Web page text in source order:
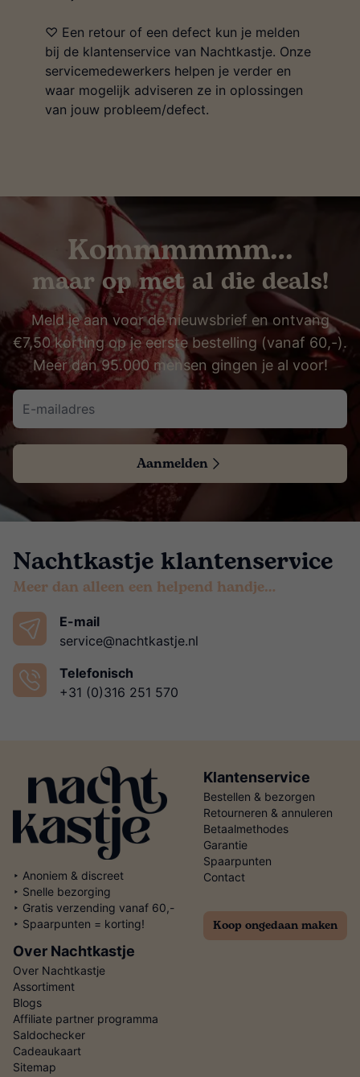
♡ Een retour of een defect kun je melden
bij de klantenservice van Nachtkastje. Onze
servicemedewerkers helpen je verder en
waar mogelijk adviseren ze in oplossingen
van jouw probleem/defect.
Kommmmmm…
maar op met al die deals!
Meld je aan voor de nieuwsbrief en ontvang
€7,50 korting op je eerste bestelling (vanaf 60,-).
Meer dan 95.000 mensen gingen je al voor!
Aanmelden
Nachtkastje klantenservice
Meer dan alleen een helpend handje…
E-mail
service@nachtkastje.nl
Telefonisch
+31 (0)316 251 570
‣ Anoniem & discreet
‣ Snelle bezorging
‣ Gratis verzending vanaf 60,-
‣ Spaarpunten = korting!
Klantenservice
Bestellen & bezorgen
Retourneren & annuleren
Betaalmethodes
Garantie
Spaarpunten
Contact
Koop ongedaan maken
Over Nachtkastje
Over Nachtkastje
Assortiment
Blogs
Affiliate partner programma
Saldochecker
Cadeaukaart
Sitemap